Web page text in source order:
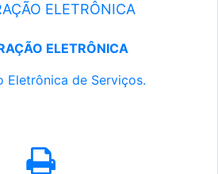
ELETRÔNICA
ELETRÔNICA
Eletrônica de Serviços.